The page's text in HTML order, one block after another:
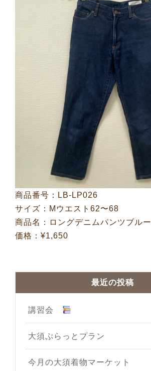
商品番号：LB-LP026
サイズ：Mウエスト62〜68
商品名：ロングデニムパンツブルー
価格：¥1,650
最近の投稿
講習会
大須ぷらっとプラン
今月の大須着物マーケット